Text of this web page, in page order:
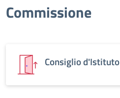
Commissione
Consiglio d'Istituto